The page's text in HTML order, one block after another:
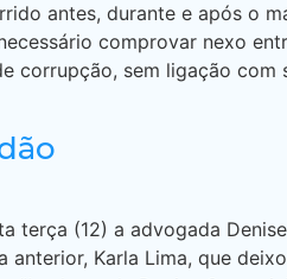
antes, durante e após o
comprovar nexo
corrupção, sem ligação com
terça (12) a advogada
Karla Lima, que